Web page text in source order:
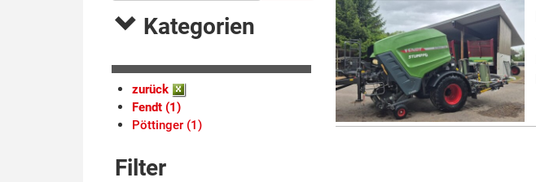
Kategorien
zurück
Fendt (1)
Pöttinger (1)
Filter